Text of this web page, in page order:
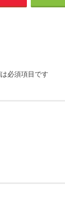
必須項目です